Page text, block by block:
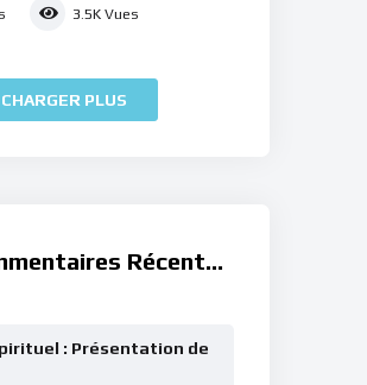
3.5K Vues
CHARGER PLUS
Récents
: Présentation de